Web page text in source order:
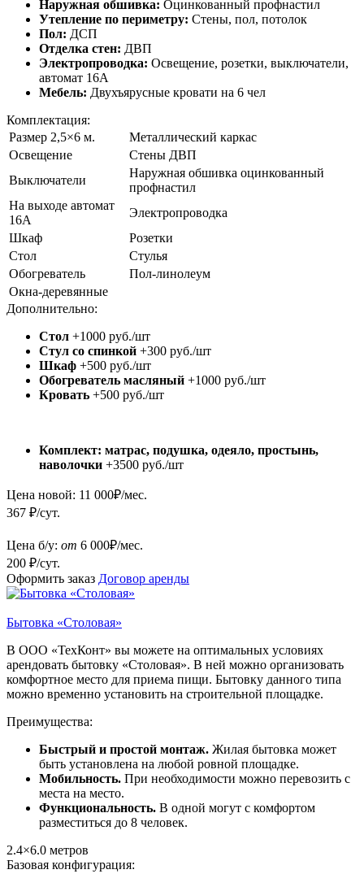
Наружная обшивка: Оцинкованный профнастил
Утепление по периметру: Стены, пол, потолок
Пол: ДСП
Отделка стен: ДВП
Электропроводка: Освещение, розетки, выключатели,
автомат 16А
Мебель: Двухъярусные кровати на 6 чел
Комплектация:
Размер 2,5×6 м.
Металлический каркас
Освещение
Стены ДВП
Выключатели
Наружная обшивка оцинкованный
профнастил
На выходе автомат
16А
Электропроводка
Шкаф
Розетки
Стол
Стулья
Обогреватель
Пол-линолеум
Окна-деревянные
Дополнительно:
Стол +1000 руб./шт
Стул со спинкой +300 руб./шт
Шкаф +500 руб./шт
Обогреватель масляный +1000 руб./шт
Кровать +500 руб./шт
Комплект: матрас, подушка, одеяло, простынь,
наволочки +3500 руб./шт
Цена новой: 11 000₽/мес.
367 ₽/сут.
Цена б/у: от 6 000₽/мес.
200 ₽/сут.
Оформить заказ Договор аренды
Бытовка «Столовая»
В ООО «ТехКонт» вы можете на оптимальных условиях
арендовать бытовку «Столовая». В ней можно организовать
комфортное место для приема пищи. Бытовку данного типа
можно временно установить на строительной площадке.
Преимущества:
Быстрый и простой монтаж. Жилая бытовка может
быть установлена на любой ровной площадке.
Мобильность. При необходимости можно перевозить с
места на место.
Функциональность. В одной могут с комфортом
разместиться до 8 человек.
2.4×6.0 метров
Базовая конфигурация: